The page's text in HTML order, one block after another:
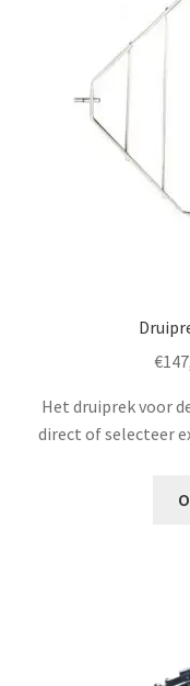
€
Het druiprek voor
direct of selecteer